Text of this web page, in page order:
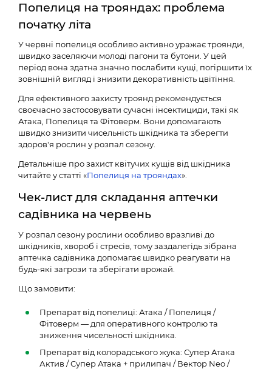
Попелиця на трояндах: проблема
початку літа
У червні попелиця особливо активно уражає троянди,
швидко заселяючи молоді пагони та бутони. У цей
період вона здатна значно послабити кущі, погіршити їх
зовнішній вигляд і знизити декоративність цвітіння.
Для ефективного захисту троянд рекомендується
своєчасно застосовувати сучасні інсектициди, такі як
Атака, Попелиця та Фітоверм. Вони допомагають
швидко знизити чисельність шкідника та зберегти
здоров'я рослин у розпал сезону.
Детальніше про захист квітучих кущів від шкідника
читайте у статті «Попелиця на трояндах».
Чек-лист для складання аптечки
садівника на червень
У розпал сезону рослини особливо вразливі до
шкідників, хвороб і стресів, тому заздалегідь зібрана
аптечка садівника допомагає швидко реагувати на
будь-які загрози та зберігати врожай.
Що замовити:
Препарат від попелиці: Атака / Попелиця /
Фітоверм — для оперативного контролю та
зниження чисельності шкідника.
Препарат від колорадського жука: Супер Атака
Актив / Супер Атака + прилипач / Вектор Neo /